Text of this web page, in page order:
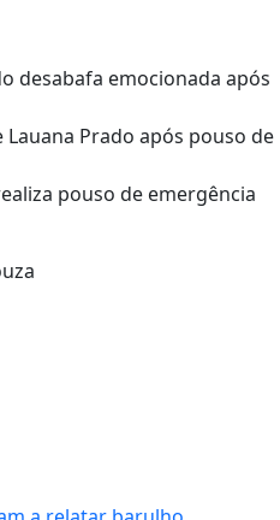
desabafa emocionada após
Prado após pouso de
pouso de emergência